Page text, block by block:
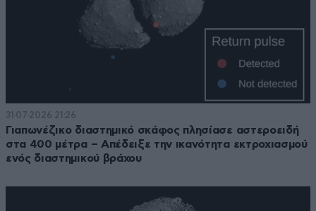
31·07·2026 21:26
Γιαπωνέζικο διαστημικό σκάφος πλησίασε αστεροειδή
στα 400 μέτρα – Απέδειξε την ικανότητα εκτροχιασμού
ενός διαστημικού βράχου